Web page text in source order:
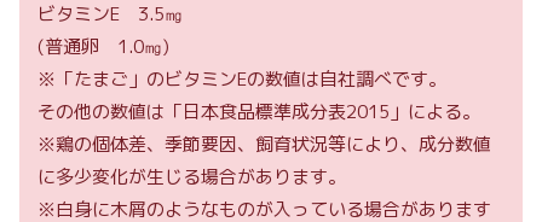
ビタミンE 3.5㎎
(普通卵 1.0㎎)
※「たまご」のビタミンEの数値は自社調べです。
その他の数値は「日本食品標準成分表2015」による。
※鶏の個体差、季節要因、飼育状況等により、成分数値
に多少変化が生じる場合があります。
※白身に木屑のようなものが入っている場合があります